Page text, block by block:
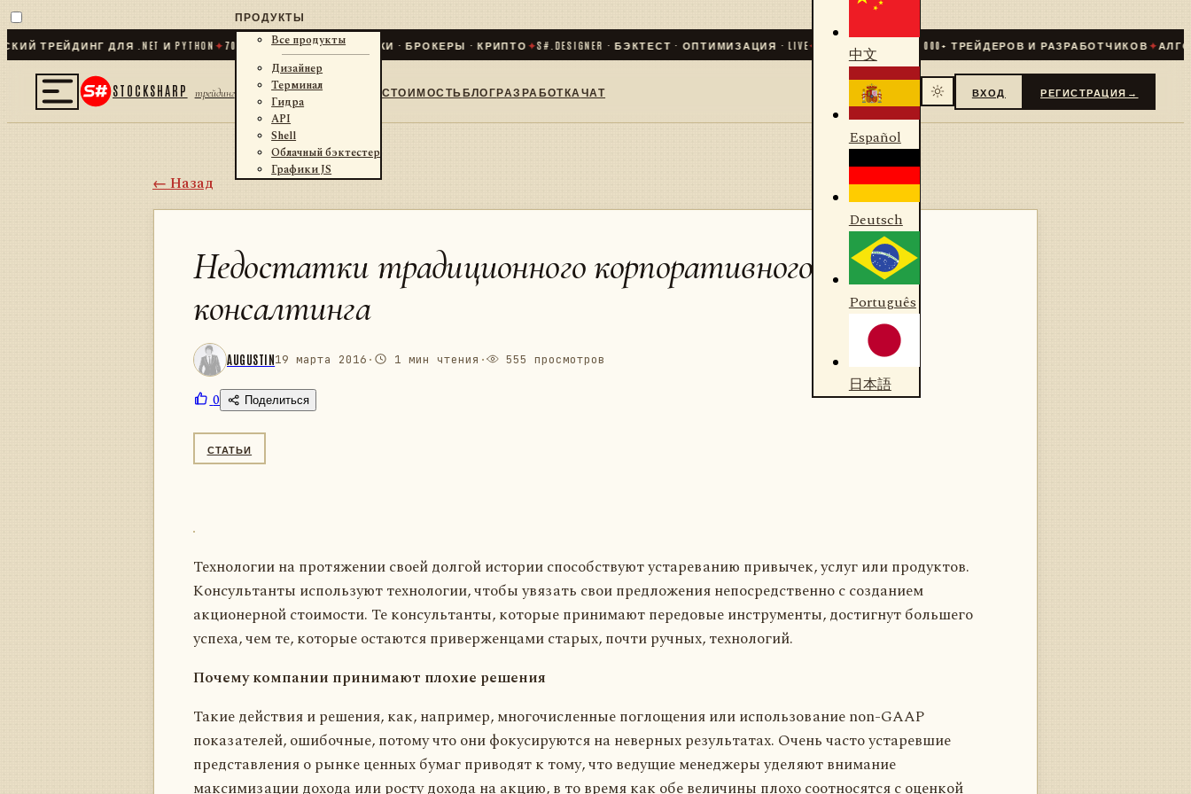
ДЛЯ .NET И PYTHON✦70 + КОННЕКТОРОВ · БИРЖИ · БРОКЕРЫ · КРИПТО✦S#.DESIGNER · БЭКТЕСТ · ОПТИМИЗАЦИЯ · LIVE ✦СООБЩЕСТВО + ТРЕЙДЕРОВ И РАЗРАБОТЧИКОВ✦
STOCKSHARP трейдинг
ПРОДУКТЫ
Все продукты
Дизайнер
Терминал
Гидра
API
Shell
Облачный бэктестер
Графики JS
СТОИМОСТЬБЛОГРАЗРАБОТКАЧАТ
中文
Español
Deutsch
Português
日本語
ВХОД РЕГИСТРАЦИЯ →
← Назад
Недостатки традиционного корпоративного
консалтинга
AUGUSTIN19 марта 2016 · 1 мин чтения · 555 просмотров
0 Поделиться
СТАТЬИ
Технологии на протяжении своей долгой истории способствуют устареванию привычек, услуг или продуктов.
Консультанты используют технологии, чтобы увязать свои предложения непосредственно с созданием
акционерной стоимости. Те консультанты, которые принимают передовые инструменты, достигнут большего
успеха, чем те, которые остаются приверженцами старых, почти ручных, технологий.
Почему компании принимают плохие решения
Такие действия и решения, как, например, многочисленные поглощения или использование non-GAAP
показателей, ошибочные, потому что они фокусируются на неверных результатах. Очень часто устаревшие
представления о рынке ценных бумаг приводят к тому, что ведущие менеджеры уделяют внимание
максимизации дохода или росту дохода на акцию, в то время как обе величины плохо соотносятся с оценкой